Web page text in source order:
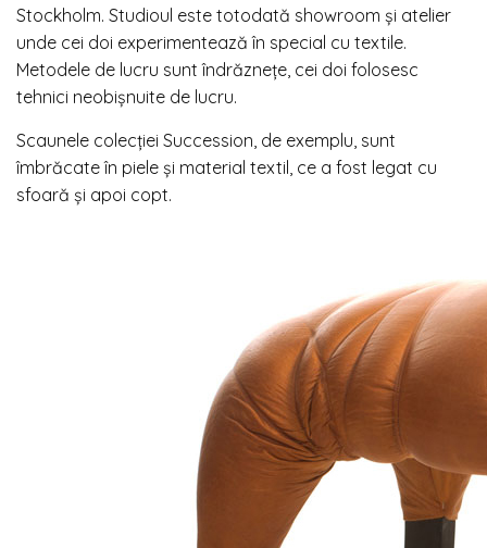
Stockholm. Studioul este totodată showroom și atelier
unde cei doi experimentează în special cu textile.
Metodele de lucru sunt îndrăznețe, cei doi folosesc
tehnici neobișnuite de lucru.
Scaunele colecției Succession, de exemplu, sunt
îmbrăcate în piele și material textil, ce a fost legat cu
sfoară și apoi copt.